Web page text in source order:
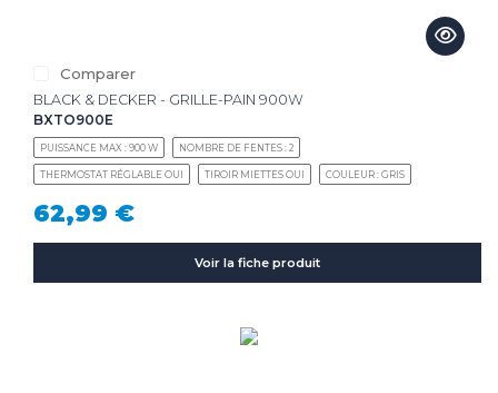
Comparer
BLACK & DECKER - GRILLE-PAIN 900W
BXTO900E
PUISSANCE MAX : 900 W NOMBRE DE FENTES : 2
THERMOSTAT RÉGLABLE OUI TIROIR MIETTES OUI COULEUR : GRIS
62,99 €
Voir la fiche produit